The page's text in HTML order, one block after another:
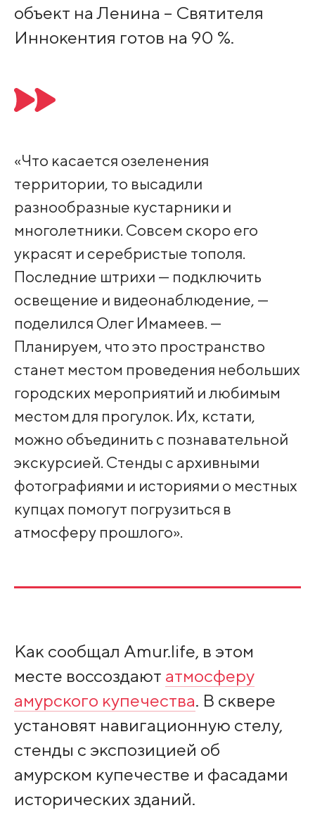
объект на Ленина – Святителя
Иннокентия готов на 90 %.
«Что касается озеленения
территории, то высадили
разнообразные кустарники и
многолетники. Совсем скоро его
украсят и серебристые тополя.
Последние штрихи — подключить
освещение и видеонаблюдение, —
поделился Олег Имамеев. —
Планируем, что это пространство
станет местом проведения небольших
городских мероприятий и любимым
местом для прогулок. Их, кстати,
можно объединить с познавательной
экскурсией. Стенды с архивными
фотографиями и историями о местных
купцах помогут погрузиться в
атмосферу прошлого».
Как сообщал Amur.life, в этом
месте воссоздают атмосферу
амурского купечества. В сквере
установят навигационную стелу,
стенды с экспозицией об
амурском купечестве и фасадами
исторических зданий.